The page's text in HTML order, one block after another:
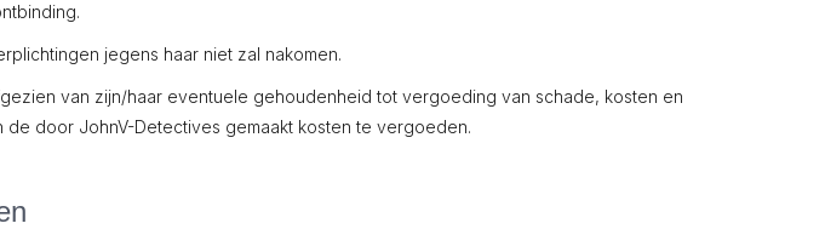
jegens haar niet zal nakomen.
van zijn/haar eventuele gehoudenheid tot vergoeding van schade, kosten en
door JohnV-Detectives gemaakt kosten te vergoeden.